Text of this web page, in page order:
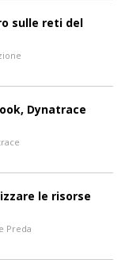
sulle reti del
Dynatrace
le risorse
Preda